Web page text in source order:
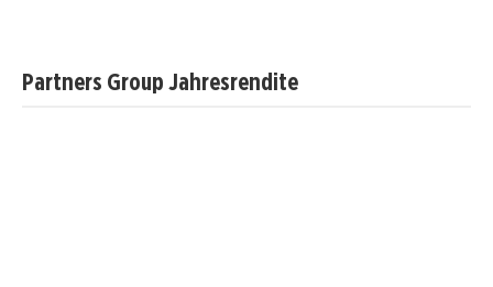
Partners Group Jahresrendite